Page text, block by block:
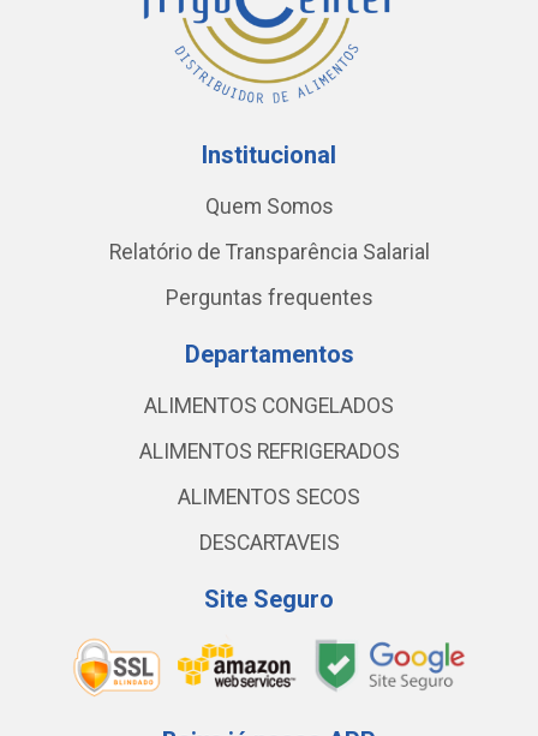
Institucional
Quem Somos
Relatório de Transparência Salarial
Perguntas frequentes
Departamentos
ALIMENTOS CONGELADOS
ALIMENTOS REFRIGERADOS
ALIMENTOS SECOS
DESCARTAVEIS
Site Seguro